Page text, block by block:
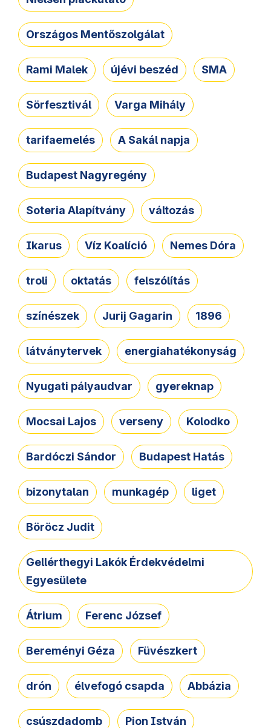
Országos Mentőszolgálat
Rami Malek újévi beszéd SMA
Sörfesztivál Varga Mihály
tarifaemelés A Sakál napja
Budapest Nagyregény
Soteria Alapítvány változás
Ikarus Víz Koalíció Nemes Dóra
troli oktatás felszólítás
színészek Jurij Gagarin 1896
látványtervek energiahatékonyság
Nyugati pályaudvar gyereknap
Mocsai Lajos verseny Kolodko
Bardóczi Sándor Budapest Hatás
bizonytalan munkagép liget
Böröcz Judit
Gellérthegyi Lakók Érdekvédelmi
Egyesülete
Átrium Ferenc József
Bereményi Géza Füvészkert
drón élvefogó csapda Abbázia
csúszdadomb Pion István